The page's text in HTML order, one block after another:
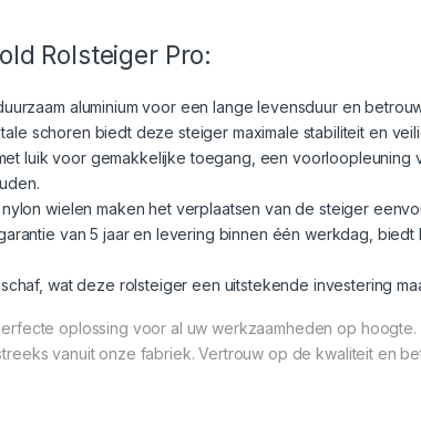
Rolsteiger Pro:
aluminium voor een lange levensduur en
schoren biedt deze steiger maximale stabiliteit en
luik voor gemakkelijke toegang, een voorloopleuning
wielen maken het verplaatsen van de steiger
van 5 jaar en levering binnen één werkdag,
wat deze rolsteiger een uitstekende investering
oplossing voor al uw werkzaamheden op
vanuit onze fabriek. Vertrouw op de kwaliteit en